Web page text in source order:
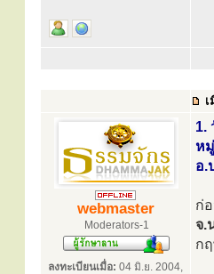
webmaster
Moderators-1
ลงทะเบียนเมื่อ: 04 มิ.ย. 2004,
1.
ห
อ.
ก่
จ.
ก